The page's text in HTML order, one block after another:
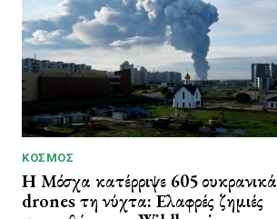
ΚΌΣΜΟΣ
Η Μόσχα κατέρριψε 605 ουκρανικά
drones τη νύχτα: Ελαφρές ζημιές